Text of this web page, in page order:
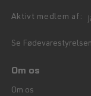
Aktivt medlem af:
Se
Om os
Om os